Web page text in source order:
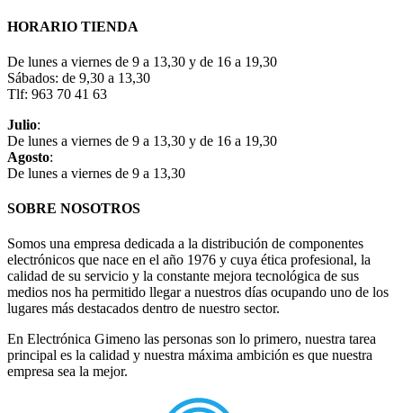
HORARIO TIENDA
De lunes a viernes de 9 a 13,30 y de 16 a 19,30
Sábados: de 9,30 a 13,30
Tlf: 963 70 41 63
Julio:
De lunes a viernes de 9 a 13,30 y de 16 a 19,30
Agosto:
De lunes a viernes de 9 a 13,30
SOBRE NOSOTROS
Somos una empresa dedicada a la distribución de componentes
electrónicos que nace en el año 1976 y cuya ética profesional, la
calidad de su servicio y la constante mejora tecnológica de sus
medios nos ha permitido llegar a nuestros días ocupando uno de los
lugares más destacados dentro de nuestro sector.
En Electrónica Gimeno las personas son lo primero, nuestra tarea
principal es la calidad y nuestra máxima ambición es que nuestra
empresa sea la mejor.